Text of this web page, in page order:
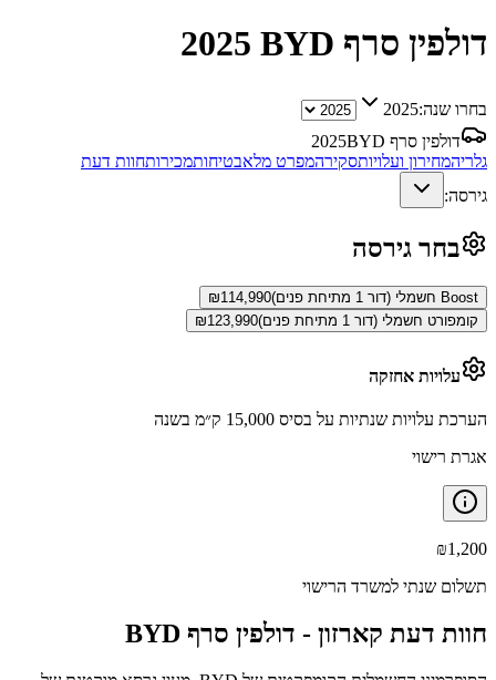
BYD דולפין סרף 2025
בחרו שנה:2025
BYD דולפין סרף
2025
גלריהמחירון ועלויותסקירהמפרט מלאבטיחותמכירותחוות דעת
גירסה:
בחר גירסה
Boost חשמלי (דור 1 מתיחת פנים) ₪114,990
קומפורט חשמלי (דור 1 מתיחת פנים)
₪123,990
עלויות אחזקה
הערכת עלויות שנתיות על בסיס 15,000 ק״מ בשנה
אגרת רישוי
₪1,200
תשלום שנתי למשרד הרישוי
חוות דעת קארזון - BYD דולפין סרף